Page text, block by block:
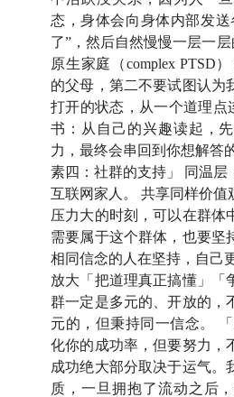
惯，该如何运用以上要素改善呢
58:06如果学投资要读一米高
得读两米 📖
成功的人生需要具备什么？
67:35世俗成功的最大决定因素
69:46快速试错： 成功需要好
运气也愿意重新来过的人
78:01时间管理小技巧：像记
84:06自律是不存在的，所有方
比以前更轻松
态，身体会向身体内部发
了”，然后自然慢慢一层一层
原生家庭（complex PTSD
的父母，第二不要试图认为
打开的状态，从一个道理点
书：从自己的兴趣读起，
力，最终会串回到你想解答
素四：社群的支持」 同温层
互联网家人。 共享同样价值
压力大的时刻，可以在群体
需要属于这个群体，也要坚
相同信念的人在坚持，自己
放大「把道理真正搞懂」「
群一定是多元的、开放的，
元的，但秉持同一信念。
化你的成功率，但要努力，
成功绝大部分取决于运气。
质，一旦拥抱了流动之后